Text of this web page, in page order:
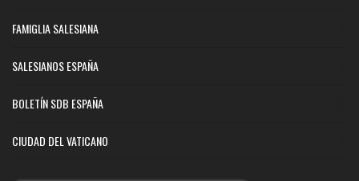
FAMIGLIA SALESIANA
SALESIANOS ESPAÑA
BOLETÍN SDB ESPAÑA
CIUDAD DEL VATICANO